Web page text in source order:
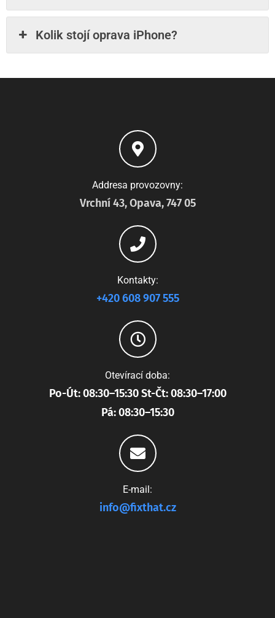
Kolik stojí oprava iPhone?
Addresa provozovny:
Vrchní 43, Opava, 747 05
Kontakty:
+420 608 907 555
Otevírací doba:
Po-Út: 08:30–15:30 St-Čt: 08:30–17:00
Pá: 08:30–15:30
E-mail:
info@fixthat.cz